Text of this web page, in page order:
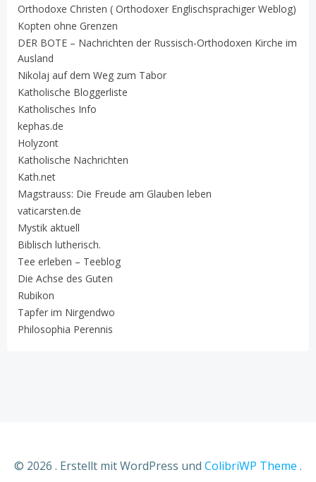
Orthodoxe Christen ( Orthodoxer Englischsprachiger Weblog)
Kopten ohne Grenzen
DER BOTE – Nachrichten der Russisch-Orthodoxen Kirche im
Ausland
Nikolaj auf dem Weg zum Tabor
Katholische Bloggerliste
Katholisches Info
kephas.de
Holyzont
Katholische Nachrichten
Kath.net
Magstrauss: Die Freude am Glauben leben
vaticarsten.de
Mystik aktuell
Biblisch lutherisch.
Tee erleben – Teeblog
Die Achse des Guten
Rubikon
Tapfer im Nirgendwo
Philosophia Perennis
© 2026 . Erstellt mit WordPress und ColibriWP Theme .